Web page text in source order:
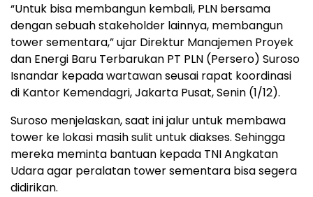
“Untuk bisa membangun kembali, PLN bersama
dengan sebuah stakeholder lainnya, membangun
tower sementara,” ujar Direktur Manajemen Proyek
dan Energi Baru Terbarukan PT PLN (Persero) Suroso
Isnandar kepada wartawan seusai rapat koordinasi
di Kantor Kemendagri, Jakarta Pusat, Senin (1/12).
Suroso menjelaskan, saat ini jalur untuk membawa
tower ke lokasi masih sulit untuk diakses. Sehingga
mereka meminta bantuan kepada TNI Angkatan
Udara agar peralatan tower sementara bisa segera
didirikan.